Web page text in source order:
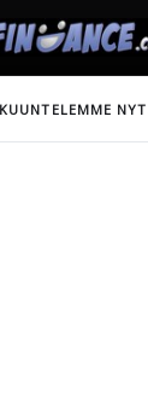
KUUNTELEMME NYT